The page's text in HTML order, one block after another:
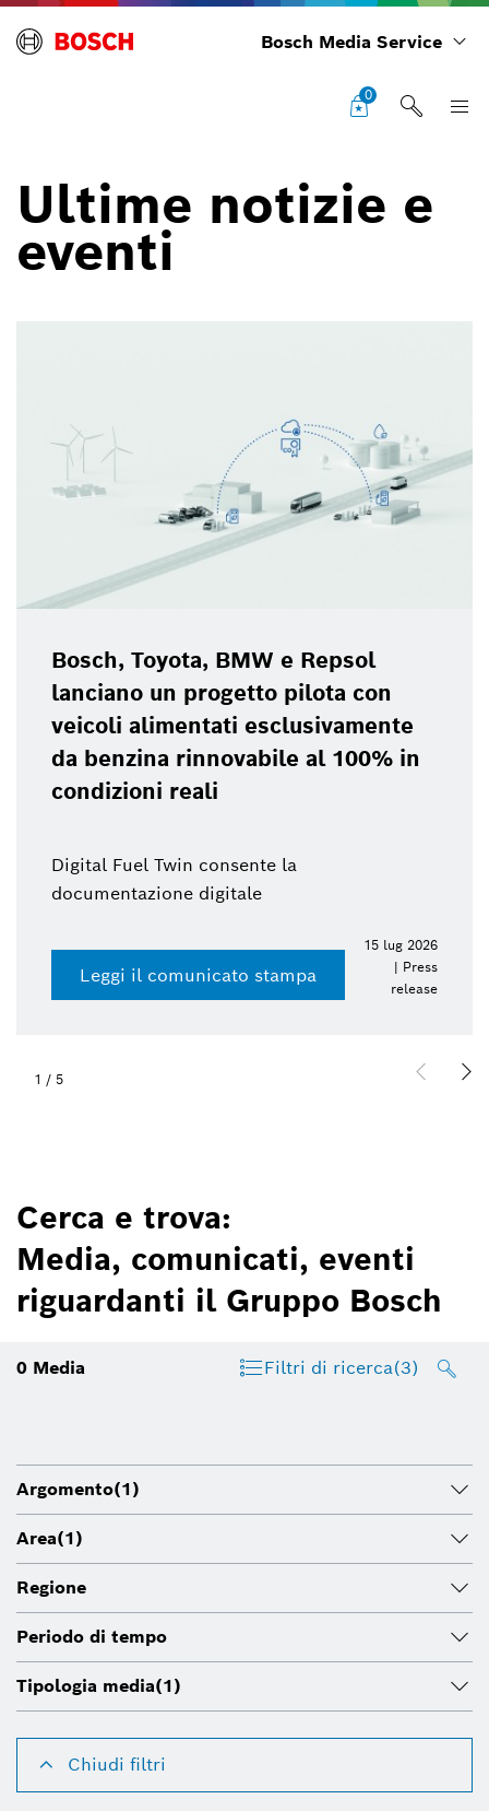
Bosch Media Service
0
Ultime notizie e
eventi
Bosch, Toyota, BMW e Repsol
lanciano un progetto pilota con
veicoli alimentati esclusivamente
da benzina rinnovabile al 100% in
condizioni reali
Digital Fuel Twin consente la
documentazione digitale
Leggi il comunicato stampa
15 lug 2026
| Press
release
1 / 5
Cerca e trova:
Media, comunicati, eventi
riguardanti il Gruppo Bosch
0 Media Filtri di ricerca(3)
Argomento(1)
Area(1)
Regione
Periodo di tempo
Tipologia media(1)
Chiudi filtri